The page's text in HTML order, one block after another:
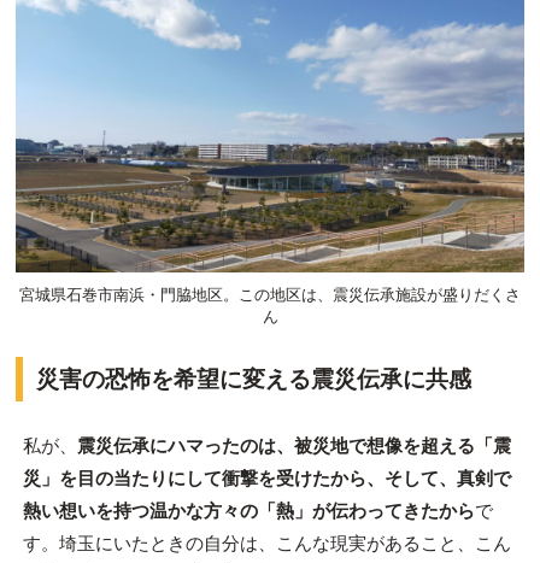
宮城県石巻市南浜・門脇地区。この地区は、震災伝承施設が盛りだくさ
ん
災害の恐怖を希望に変える震災伝承に共感
私が、 震災伝承にハマったのは、被災地で想像を超える「震
災」を目の当たりにして衝撃を受けたから、そして、真剣で
熱い想いを持つ温かな方々の「熱」が伝わってきたからで
す。埼玉にいたときの自分は、こんな現実があること、こん